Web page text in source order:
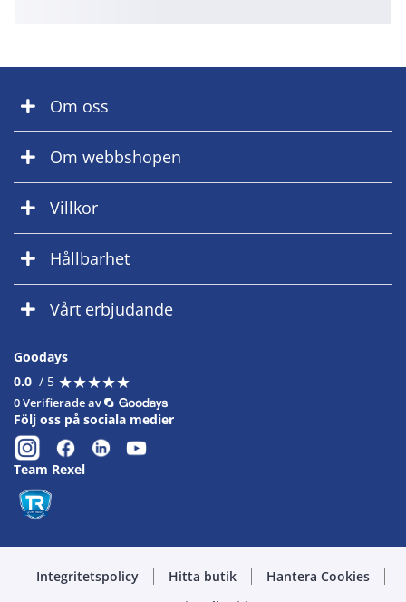
Om oss
Om webbshopen
Villkor
Hållbarhet
Vårt erbjudande
Goodays
0.0 / 5 ★★★★★
★★★★★
0 Verifierade av
Följ oss på sociala medier
Team Rexel
Integritetspolicy Hitta butik
Hantera Cookies